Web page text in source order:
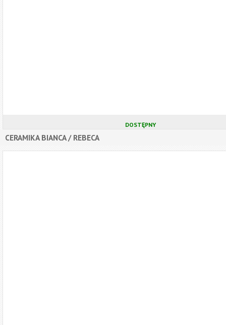
DOSTĘPNY
CERAMIKA BIANCA / REBECA